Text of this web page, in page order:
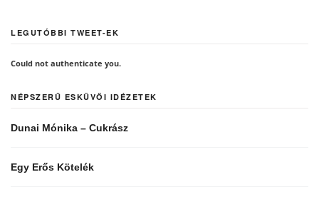
LEGUTÓBBI TWEET-EK
Could not authenticate you.
NÉPSZERŰ ESKÜVŐI IDÉZETEK
Dunai Mónika – Cukrász
Egy Erős Kötelék